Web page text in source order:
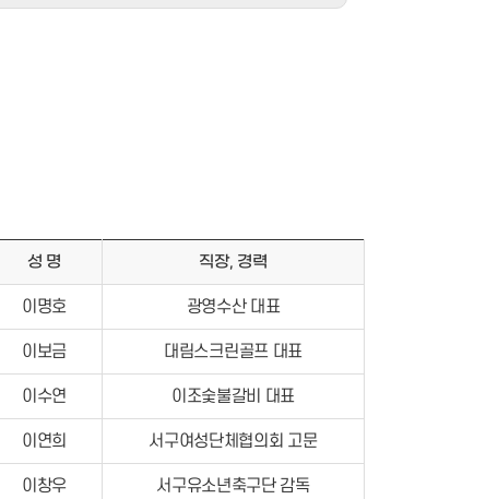
성 명 직장, 경력
이명호 광영수산 대표
이보금 대림스크린골프 대표
이수연 이조숯불갈비 대표
이연희 서구여성단체협의회 고문
이창우 서구유소년축구단 감독